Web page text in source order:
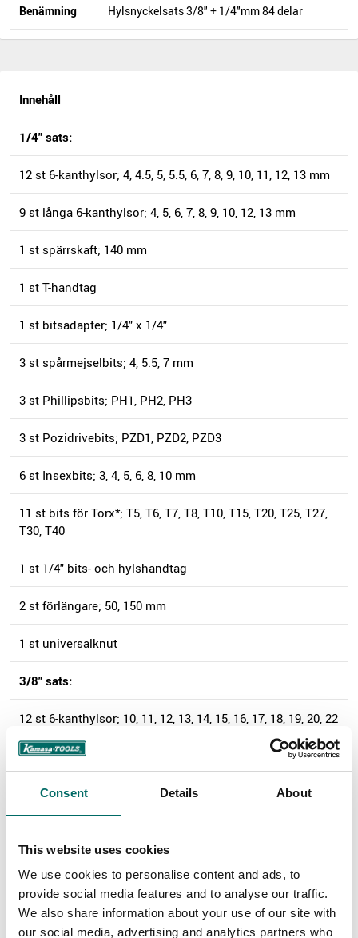
Consent Details About
This website uses cookies
We use cookies to personalise content and ads, to
provide social media features and to analyse our traffic.
We also share information about your use of our site with
our social media, advertising and analytics partners who
Benämning Hylsnyckelsats 3/8" + 1/4"mm 84 delar
Innehåll
1/4" sats:
12 st 6-kanthylsor; 4, 4.5, 5, 5.5, 6, 7, 8, 9, 10, 11, 12, 13 mm
9 st långa 6-kanthylsor; 4, 5, 6, 7, 8, 9, 10, 12, 13 mm
1 st spärrskaft; 140 mm
1 st T-handtag
1 st bitsadapter; 1/4" x 1/4"
3 st spårmejselbits; 4, 5.5, 7 mm
3 st Phillipsbits; PH1, PH2, PH3
3 st Pozidrivebits; PZD1, PZD2, PZD3
6 st Insexbits; 3, 4, 5, 6, 8, 10 mm
11 st bits för Torx*; T5, T6, T7, T8, T10, T15, T20, T25, T27,
T30, T40
1 st 1/4" bits- och hylshandtag
2 st förlängare; 50, 150 mm
1 st universalknut
3/8" sats:
12 st 6-kanthylsor; 10, 11, 12, 13, 14, 15, 16, 17, 18, 19, 20, 22
1 st spärrskaft; 205 mm
2 st förlängare; 75, 150 mm
2 st tändstifthylsor; 16, 21 mm
1 st universalknut